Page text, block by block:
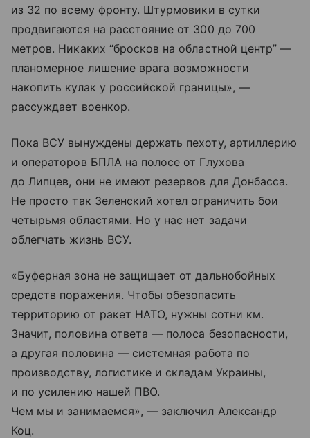
из 32 по всему фронту. Штурмовики в сутки
продвигаются на расстояние от 300 до 700
метров. Никаких “бросков на областной центр” —
планомерное лишение врага возможности
накопить кулак у российской границы», —
рассуждает военкор.
Пока ВСУ вынуждены держать пехоту, артиллерию
и операторов БПЛА на полосе от Глухова
до Липцев, они не имеют резервов для Донбасса.
Не просто так Зеленский хотел ограничить бои
четырьмя областями. Но у нас нет задачи
облегчать жизнь ВСУ.
«Буферная зона не защищает от дальнобойных
средств поражения. Чтобы обезопасить
территорию от ракет НАТО, нужны сотни км.
Значит, половина ответа — полоса безопасности,
а другая половина — системная работа по
производству, логистике и складам Украины,
и по усилению нашей ПВО.
Чем мы и занимаемся», — заключил Александр
Коц.